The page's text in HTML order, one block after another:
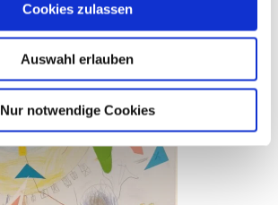
Cookies zulassen
Auswahl erlauben
Nur notwendige Cookies